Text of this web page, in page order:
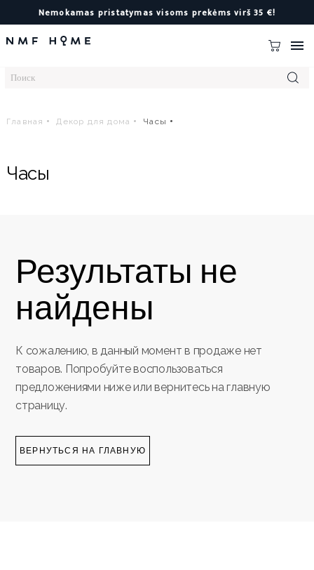
Nemokamas pristatymas visoms prekėms virš 35 €!

Главная Декор для дома Часы
Часы
Результаты не
найдены
К сожалению, в данный момент в продаже нет
товаров. Попробуйте воспользоваться
предложениями ниже или вернитесь на главную
страницу.
ВЕРНУТЬСЯ НА ГЛАВНУЮ